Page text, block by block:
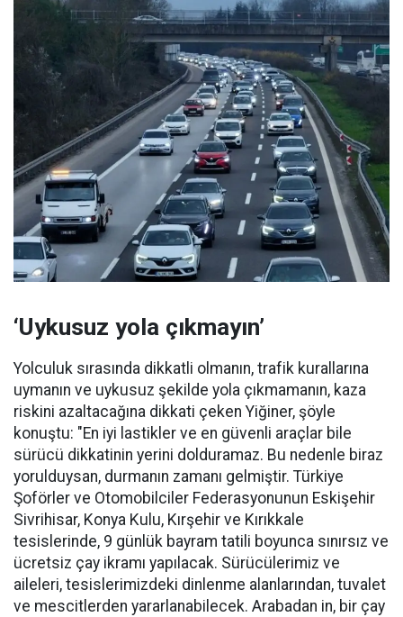
‘Uykusuz yola çıkmayın’
Yolculuk sırasında dikkatli olmanın, trafik kurallarına
uymanın ve uykusuz şekilde yola çıkmamanın, kaza
riskini azaltacağına dikkati çeken Yiğiner, şöyle
konuştu: "En iyi lastikler ve en güvenli araçlar bile
sürücü dikkatinin yerini dolduramaz. Bu nedenle biraz
yorulduysan, durmanın zamanı gelmiştir. Türkiye
Şoförler ve Otomobilciler Federasyonunun Eskişehir
Sivrihisar, Konya Kulu, Kırşehir ve Kırıkkale
tesislerinde, 9 günlük bayram tatili boyunca sınırsız ve
ücretsiz çay ikramı yapılacak. Sürücülerimiz ve
aileleri, tesislerimizdeki dinlenme alanlarından, tuvalet
ve mescitlerden yararlanabilecek. Arabadan in, bir çay